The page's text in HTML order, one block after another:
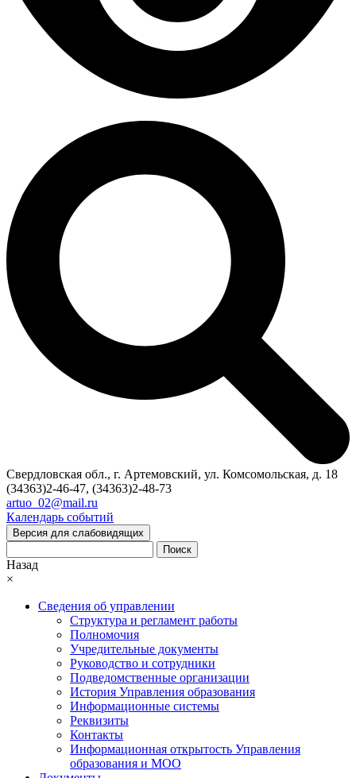
Свердловская обл., г. Артемовский, ул. Комсомольская, д. 18
(34363)2-46-47, (34363)2-48-73
artuo_02@mail.ru
Календарь событий
Версия для слабовидящих
Поиск
Назад
×
Сведения об управлении
Структура и регламент работы
Полномочия
Учредительные документы
Руководство и сотрудники
Подведомственные организации
История Управления образования
Информационные системы
Реквизиты
Контакты
Информационная открытость Управления
образования и МОО